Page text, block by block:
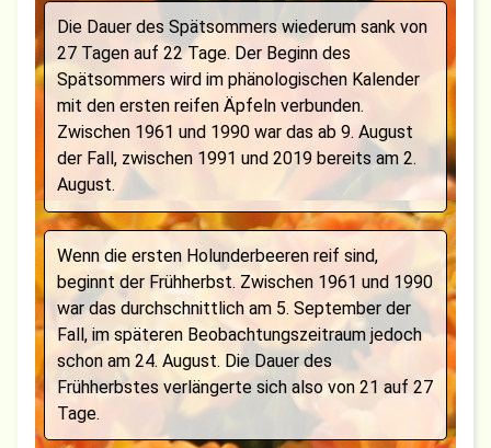
Die Dauer des Spätsommers wiederum sank von
27 Tagen auf 22 Tage. Der Beginn des
Spätsommers wird im phänologischen Kalender
mit den ersten reifen Äpfeln verbunden.
Zwischen 1961 und 1990 war das ab 9. August
der Fall, zwischen 1991 und 2019 bereits am 2.
August.
Wenn die ersten Holunderbeeren reif sind,
beginnt der Frühherbst. Zwischen 1961 und 1990
war das durchschnittlich am 5. September der
Fall, im späteren Beobachtungszeitraum jedoch
schon am 24. August. Die Dauer des
Frühherbstes verlängerte sich also von 21 auf 27
Tage.